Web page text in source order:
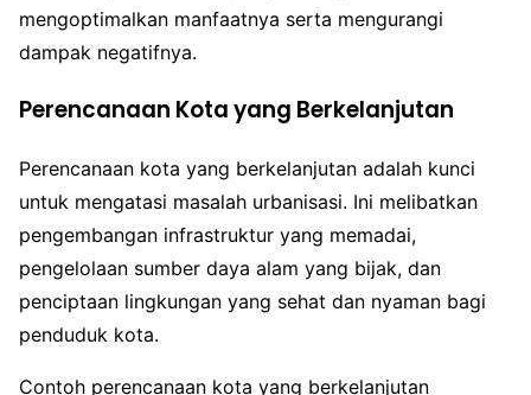
mengoptimalkan manfaatnya serta mengurangi
dampak negatifnya.
Perencanaan Kota yang Berkelanjutan
Perencanaan kota yang berkelanjutan adalah kunci
untuk mengatasi masalah urbanisasi. Ini melibatkan
pengembangan infrastruktur yang memadai,
pengelolaan sumber daya alam yang bijak, dan
penciptaan lingkungan yang sehat dan nyaman bagi
penduduk kota.
Contoh perencanaan kota yang berkelanjutan